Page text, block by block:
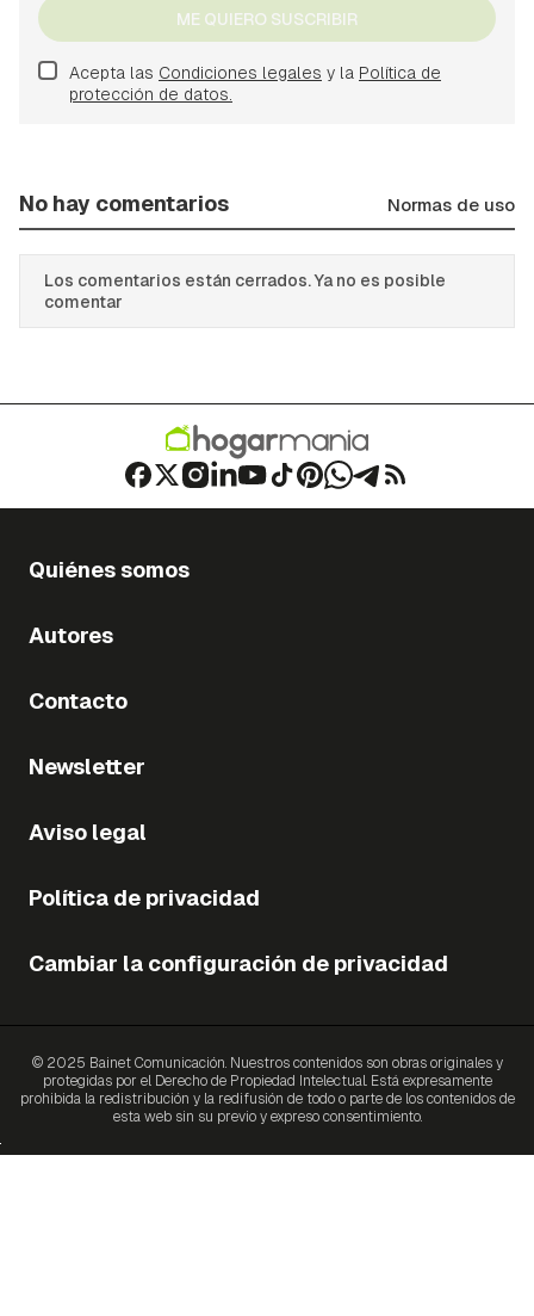
ME QUIERO SUSCRIBIR
Acepta las Condiciones legales y la Política de
protección de datos.
No hay comentarios Normas de uso
Los comentarios están cerrados. Ya no es posible
comentar
Quiénes somos
Autores
Contacto
Newsletter
Aviso legal
Política de privacidad
Cambiar la configuración de privacidad
© 2025 Bainet Comunicación. Nuestros contenidos son obras originales y
protegidas por el Derecho de Propiedad Intelectual. Está expresamente
prohibida la redistribución y la redifusión de todo o parte de los contenidos de
esta web sin su previo y expreso consentimiento.